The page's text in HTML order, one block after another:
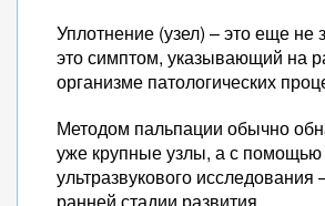
Уплотнение (узел) – это еще не
это симптом, указывающий на
организме патологических
Методом пальпации обычно
уже крупные узлы, а с помощью
ультразвукового